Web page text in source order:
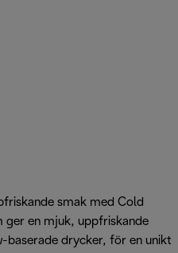
smak med Cold
ger en mjuk, uppfriskande
baserade drycker, för en unikt